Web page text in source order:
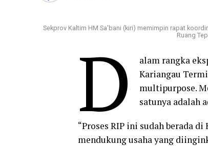
Sekprov Kaltim HM Sa'bani (kiri) memimpin rapat
Ruang
D
alam rangka
Kariangau
multipurpose.
satunya adalah
“Proses RIP ini sudah berada
mendukung usaha yang